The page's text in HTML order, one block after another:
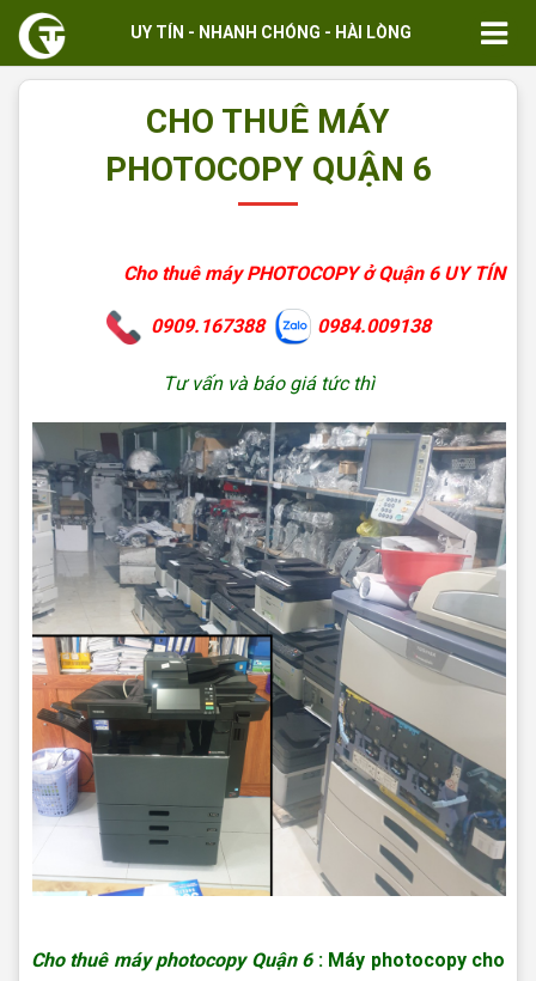
UY TÍN - NHANH CHÓNG - HÀI LÒNG
CHO THUÊ MÁY
PHOTOCOPY QUẬN 6
Cho thuê máy PHOTOCOPY ở Quận 6 UY TÍN
0909.167388 0984.009138
Tư vấn và báo giá tức thì
Cho thuê máy photocopy Quận 6: Máy photocopy cho